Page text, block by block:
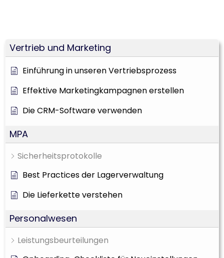
Vertrieb und Marketing
Einführung in unseren Vertriebsprozess
Effektive Marketingkampagnen erstellen
Die CRM-Software verwenden
MPA
Sicherheitsprotokolle
Best Practices der Lagerverwaltung
Die Lieferkette verstehen
Personalwesen
Leistungsbeurteilungen